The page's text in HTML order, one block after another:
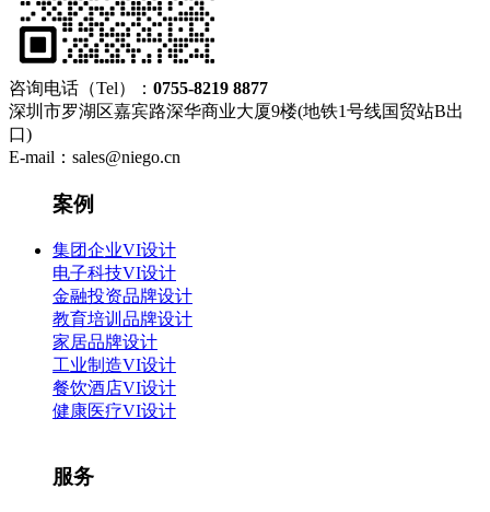
咨询电话（Tel）： 0755-8219 8877
深圳市罗湖区嘉宾路深华商业大厦9楼(地铁1号线国贸站B出
口)
E-mail：sales@niego.cn
案例
集团企业VI设计
电子科技VI设计
金融投资品牌设计
教育培训品牌设计
家居品牌设计
工业制造VI设计
餐饮酒店VI设计
健康医疗VI设计
服务